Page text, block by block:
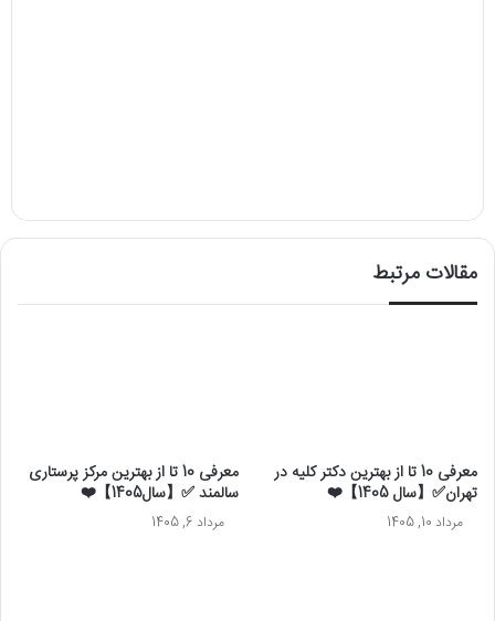
مقالات مرتبط
معرفی 10 تا از بهترین دکتر کلیه در
تهران✅【سال 1405】❤️
مرداد 10, 1405
معرفی 10 تا از بهترین مرکز پرستاری
سالمند ✅【سال1405】❤️
مرداد 6, 1405